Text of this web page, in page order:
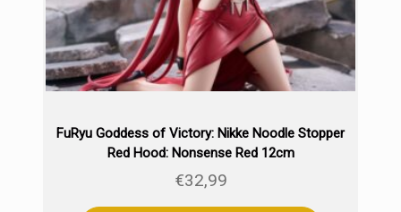
FuRyu Goddess of Victory: Nikke Noodle Stopper
Red Hood: Nonsense Red 12cm
€32,99